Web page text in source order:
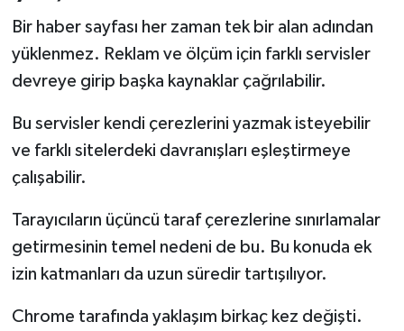
Bir haber sayfası her zaman tek bir alan adından
yüklenmez. Reklam ve ölçüm için farklı servisler
devreye girip başka kaynaklar çağrılabilir.
Bu servisler kendi çerezlerini yazmak isteyebilir
ve farklı sitelerdeki davranışları eşleştirmeye
çalışabilir.
Tarayıcıların üçüncü taraf çerezlerine sınırlamalar
getirmesinin temel nedeni de bu. Bu konuda ek
izin katmanları da uzun süredir tartışılıyor.
Chrome tarafında yaklaşım birkaç kez değişti.